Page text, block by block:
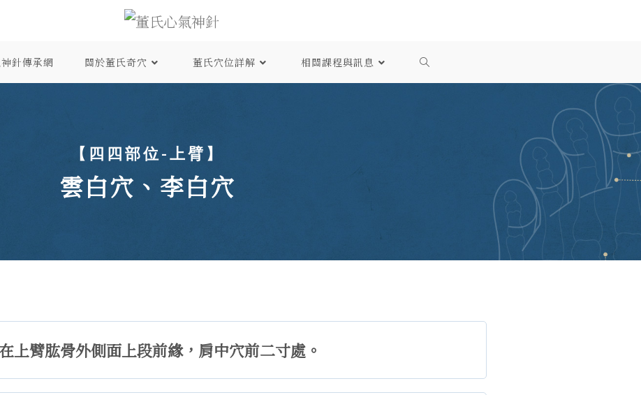
針傳承網 關於董氏奇穴 董氏穴位詳解 相關課程與訊息
【四四部位-上臂】
雲白穴、李白穴
上臂肱骨外側面上段前緣，肩中穴前二寸處。